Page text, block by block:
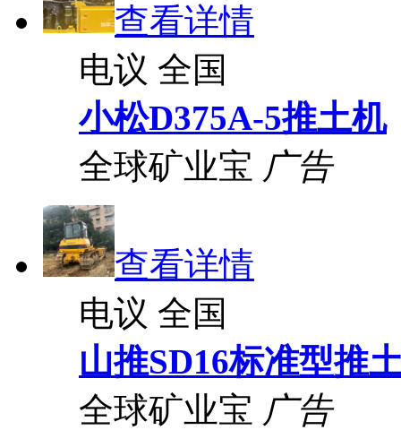
查看详情
电议 全国
小松D375A-5推土机
全球矿业宝 广告
查看详情
电议 全国
山推SD16标准型推
全球矿业宝 广告